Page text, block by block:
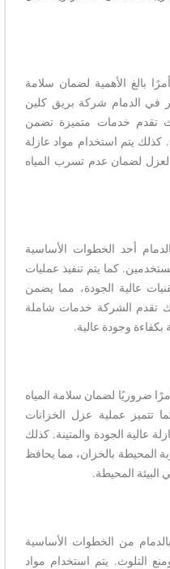
بالغ الأهمية لضمان سلامة
في الدمام شركة بريق كلين
تقدم خدمات متميزة تضمن
كذلك يتم استخدام مواد عازلة
لضمان عدم تسرب المياه
أحد الخطوات الأساسية
كما يتم تنفيذ عمليات
عالية الجودة، مما يضمن
تقدم الشركة خدمات شاملة
وجودة عالية.
ضروريًا لضمان سلامة المياه
تتميز عملية عزل الخزانات
عالية الجودة والمتينة. كذلك
المحيطة بالخزان، مما يحافظ
المحيطة.
من الخطوات الأساسية
التلوث. يتم استخدام مواد